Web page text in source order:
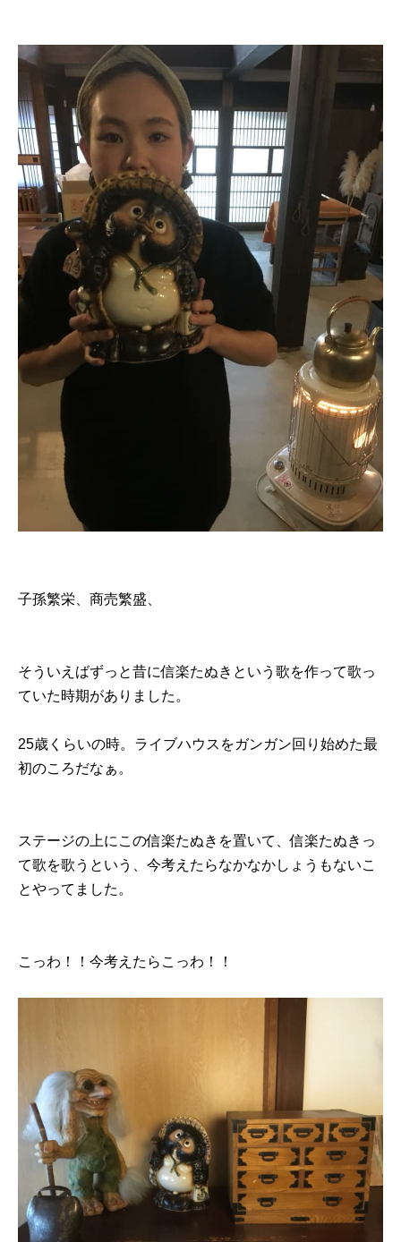
子孫繁栄、商売繁盛、
そういえばずっと昔に信楽たぬきという歌を作って歌っ
ていた時期がありました。
25歳くらいの時。ライブハウスをガンガン回り始めた最
初のころだなぁ。
ステージの上にこの信楽たぬきを置いて、信楽たぬきっ
て歌を歌うという、今考えたらなかなかしょうもないこ
とやってました。
こっわ！！今考えたらこっわ！！